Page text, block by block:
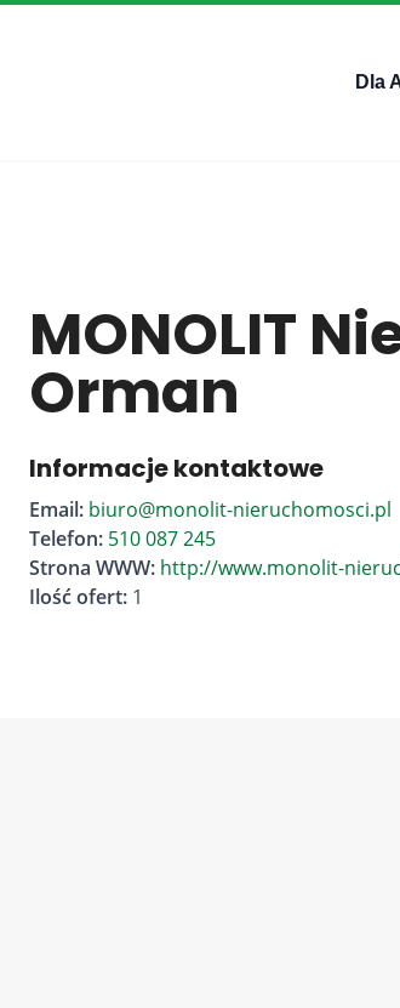
Dla
MONOLIT
Orman
Informacje kontaktowe
Email: biuro@monolit-nieruchomosci.pl
Telefon: 510 087 245
Strona WWW: http://www.monolit-
Ilość ofert: 1